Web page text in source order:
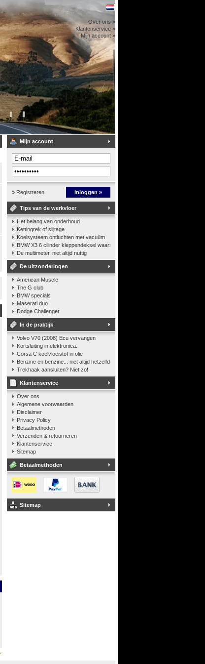
Over ons »
Klantenservice »
Mijn account »
Mijn account
» Registreren Inloggen »
Tips van de werkvloer
Het belang van onderhoud
Kettingrek of slijtage
Koelsysteem ontluchten met vacuüm
BMW X3 6 cilinder kleppendeksel waarshuwing
De multimeter, niet altijd nuttig
De uitzonderingen
American Muscle
The G club
BMW specials
Maserati duo
Dodge Challenger
In de praktijk
Volvo V70 (2008) Ecu vervangen
Kortsluiting in elektronica.
Corsa C koelvloeistof in olie
Benzine en benzine... niet altijd hetzelfde
Trekhaak aansluiten? Niet zo!
Klantenservice
Over ons
Algemene voorwaarden
Disclaimer
Privacy Policy
Betaalmethoden
Verzenden & retourneren
Klantenservice
Sitemap
Betaalmethoden
Sitemap